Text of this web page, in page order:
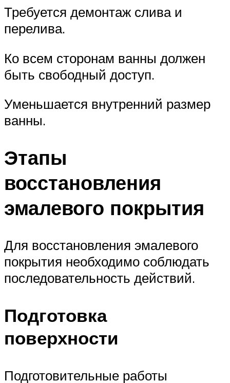
Требуется демонтаж слива и
перелива.
Ко всем сторонам ванны должен
быть свободный доступ.
Уменьшается внутренний размер
ванны.
Этапы
восстановления
эмалевого покрытия
Для восстановления эмалевого
покрытия необходимо соблюдать
последовательность действий.
Подготовка
поверхности
Подготовительные работы